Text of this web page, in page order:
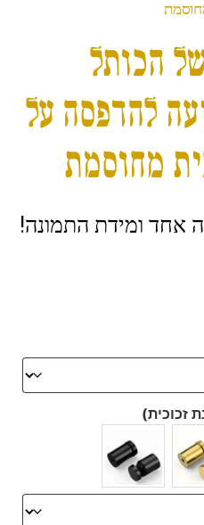
של הכותל
להדפסה על
מחוסמת
אחד ומידת התמונה!
זכוכית)